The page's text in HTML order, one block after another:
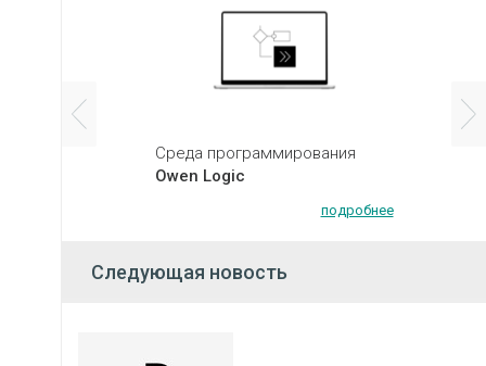
Среда программирования
Owen Logic
подробнее
Следующая новость